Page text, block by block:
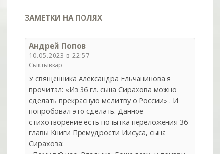
ЗАМЕТКИ НА ПОЛЯХ
Андрей Попов
10.05.2023 в 22:57
Сыктывкар
У священника Александра Ельчанинова я
прочитал: «Из 36 гл. сына Сирахова можно
сделать прекрасную молитву о России» . И
попробовал это сделать. Данное
стихотворение есть попытка переложения 36
главы Книги Премудрости Иисуса, сына
Сирахова: